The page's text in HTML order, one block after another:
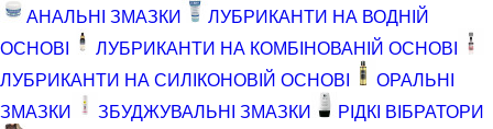
АНАЛЬНІ ЗМАЗКИ
ЛУБРИКАНТИ НА ВОДНІЙ
ОСНОВІ
ЛУБРИКАНТИ НА КОМБІНОВАНІЙ ОСНОВІ
ЛУБРИКАНТИ НА СИЛІКОНОВІЙ ОСНОВІ
ОРАЛЬНІ
ЗМАЗКИ
ЗБУДЖУВАЛЬНІ ЗМАЗКИ
РІДКІ ВІБРАТОРИ